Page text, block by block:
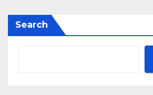
Search